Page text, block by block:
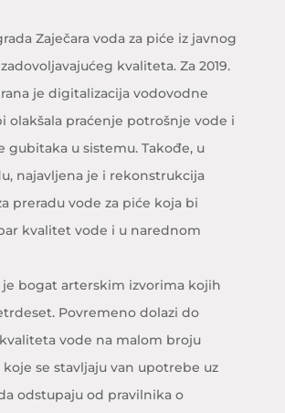
Zaječara voda za piće iz javnog
kvaliteta. Za 2019.
je digitalizacija vodovodne
olakšala praćenje potrošnje vode i
gubitaka u sistemu. Takođe, u
najavljena je i rekonstrukcija
preradu vode za piće koja bi
kvalitet vode i u narednom
je bogat arterskim izvorima kojih
Povremeno dolazi do
vode na malom broju
se stavljaju van upotrebe uz
odstupaju od pravilnika o